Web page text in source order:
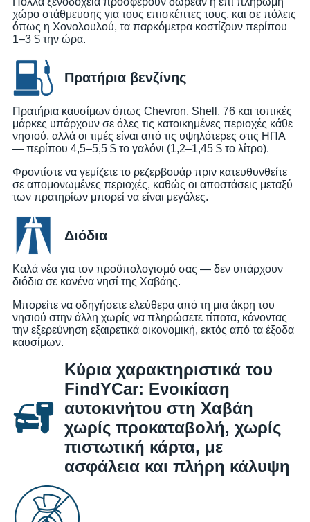
χώρο στάθμευσης για τους επισκέπτες τους, και σε πόλεις
όπως η Χονολουλού, τα παρκόμετρα κοστίζουν περίπου
1–3 $ την ώρα.
Πρατήρια βενζίνης
Πρατήρια καυσίμων όπως Chevron, Shell, 76 και τοπικές
μάρκες υπάρχουν σε όλες τις κατοικημένες περιοχές κάθε
νησιού, αλλά οι τιμές είναι από τις υψηλότερες στις ΗΠΑ
— περίπου 4,5–5,5 $ το γαλόνι (1,2–1,45 $ το λίτρο).
Φροντίστε να γεμίζετε το ρεζερβουάρ πριν κατευθυνθείτε
σε απομονωμένες περιοχές, καθώς οι αποστάσεις μεταξύ
των πρατηρίων μπορεί να είναι μεγάλες.
Διόδια
Καλά νέα για τον προϋπολογισμό σας — δεν υπάρχουν
διόδια σε κανένα νησί της Χαβάης.
Μπορείτε να οδηγήσετε ελεύθερα από τη μια άκρη του
νησιού στην άλλη χωρίς να πληρώσετε τίποτα, κάνοντας
την εξερεύνηση εξαιρετικά οικονομική, εκτός από τα έξοδα
καυσίμων.
Κύρια χαρακτηριστικά του
FindYCar: Ενοικίαση
αυτοκινήτου στη Χαβάη
χωρίς προκαταβολή, χωρίς
πιστωτική κάρτα, με
ασφάλεια και πλήρη κάλυψη